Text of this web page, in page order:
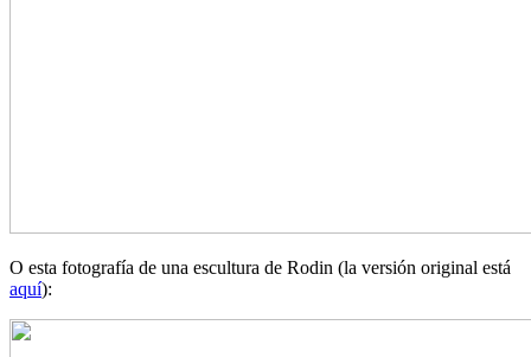
O esta fotografía de una escultura de Rodin (la versión original está
aquí):